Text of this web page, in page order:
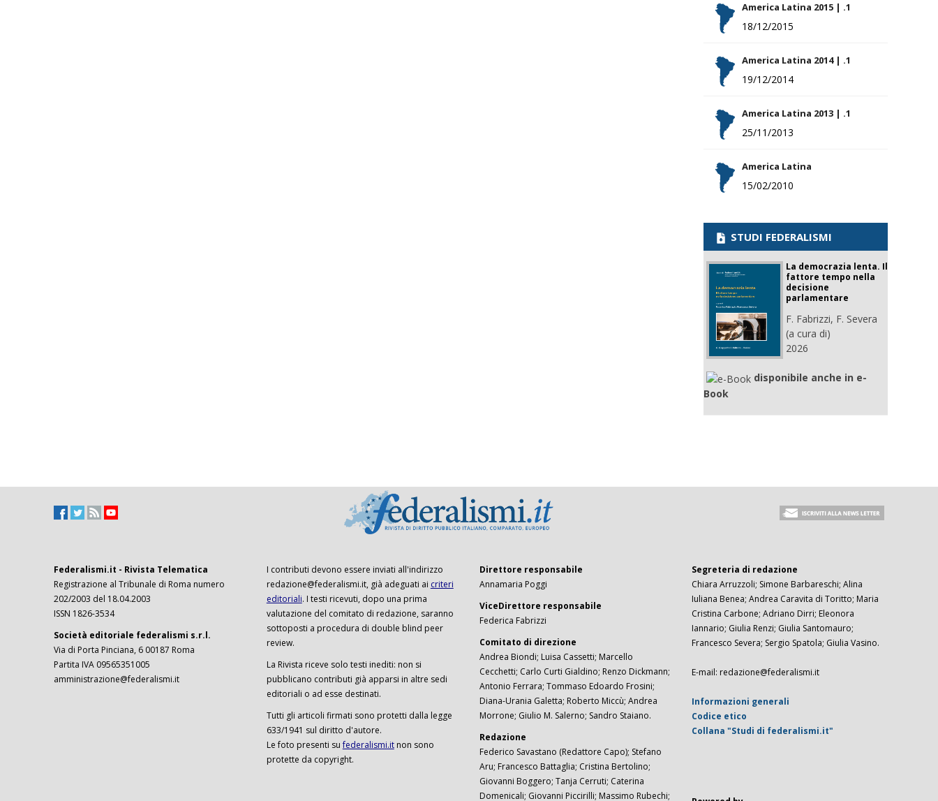
America Latina 2015 | .1
18/12/2015
America Latina 2014 | .1
19/12/2014
America Latina 2013 | .1
25/11/2013
America Latina
15/02/2010
STUDI FEDERALISMI
La democrazia lenta. Il
fattore tempo nella
decisione
parlamentare
F. Fabrizzi, F. Severa
(a cura di)
2026
disponibile anche in e-
Book
Federalismi.it - Rivista Telematica
Registrazione al Tribunale di Roma numero
202/2003 del 18.04.2003
ISSN 1826-3534
Società editoriale federalismi s.r.l.
Via di Porta Pinciana, 6 00187 Roma
Partita IVA 09565351005
amministrazione@federalismi.it
I contributi devono essere inviati all'indirizzo
redazione@federalismi.it, già adeguati ai criteri
editoriali. I testi ricevuti, dopo una prima
valutazione del comitato di redazione, saranno
sottoposti a procedura di double blind peer
review.
La Rivista riceve solo testi inediti: non si
pubblicano contributi già apparsi in altre sedi
editoriali o ad esse destinati.
Tutti gli articoli firmati sono protetti dalla legge
633/1941 sul diritto d'autore.
Le foto presenti sufederalismi.itnon sono
protette da copyright.
Direttore responsabile
Annamaria Poggi
ViceDirettore responsabile
Federica Fabrizzi
Comitato di direzione
Andrea Biondi; Luisa Cassetti; Marcello
Cecchetti; Carlo Curti Gialdino; Renzo Dickmann;
Antonio Ferrara; Tommaso Edoardo Frosini;
Diana-Urania Galetta; Roberto Miccù; Andrea
Morrone; Giulio M. Salerno; Sandro Staiano.
Redazione
Federico Savastano (Redattore Capo); Stefano
Aru; Francesco Battaglia; Cristina Bertolino;
Giovanni Boggero; Tanja Cerruti; Caterina
Domenicali; Giovanni Piccirilli; Massimo Rubechi;
Segreteria di redazione
Chiara Arruzzoli; Simone Barbareschi; Alina
Iuliana Benea; Andrea Caravita di Toritto; Maria
Cristina Carbone; Adriano Dirri; Eleonora
Iannario; Giulia Renzi; Giulia Santomauro;
Francesco Severa; Sergio Spatola; Giulia Vasino.
E-mail: redazione@federalismi.it
Informazioni generali
Codice etico
Collana "Studi di federalismi.it"